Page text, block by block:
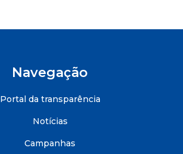
Navegação
Portal da transparência
Notícias
Campanhas